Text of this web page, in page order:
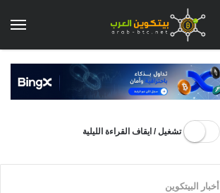
تشغيل / ايقاف القراءة الليلية
أخبار البيتكوين